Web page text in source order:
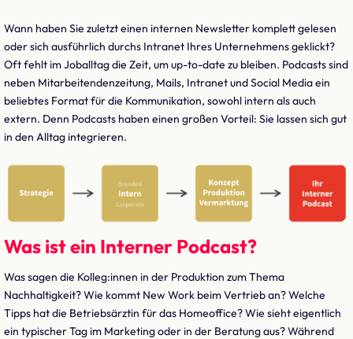
Wann haben Sie zuletzt einen internen Newsletter komplett gelesen
oder sich ausführlich durchs Intranet Ihres Unternehmens geklickt?
Oft fehlt im Joballtag die Zeit, um up-to-date zu bleiben. Podcasts sind
neben Mitarbeitendenzeitung, Mails, Intranet und Social Media ein
beliebtes Format für die Kommunikation, sowohl intern als auch
extern. Denn Podcasts haben einen großen Vorteil: Sie lassen sich gut
in den Alltag integrieren.
Was ist ein Interner Podcast?
Was sagen die Kolleg:innen in der Produktion zum Thema
Nachhaltigkeit? Wie kommt New Work beim Vertrieb an? Welche
Tipps hat die Betriebsärztin für das Homeoffice? Wie sieht eigentlich
ein typischer Tag im Marketing oder in der Beratung aus? Während